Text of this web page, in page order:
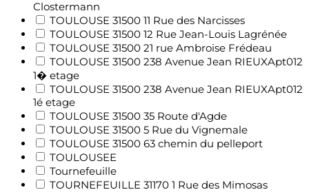
Clostermann
TOULOUSE 31500 11 Rue des Narcisses
TOULOUSE 31500 12 Rue Jean-Louis Lagrénée
TOULOUSE 31500 21 rue Ambroise Frédeau
TOULOUSE 31500 238 Avenue Jean RIEUXApt012
1� etage
TOULOUSE 31500 238 Avenue Jean RIEUXApt012
1é etage
TOULOUSE 31500 35 Route d'Agde
TOULOUSE 31500 5 Rue du Vignemale
TOULOUSE 31500 63 chemin du pelleport
TOULOUSEE
Tournefeuille
TOURNEFEUILLE 31170 1 Rue des Mimosas